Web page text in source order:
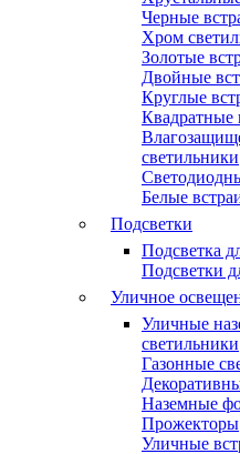
Черные
Хром
Золотые
Двойные
Круглые
Квадратные
светильники
Белые
Подсветки
Подсветка
Подсветки
Уличное
Уличные
светильники
Газонные
Наземные
Прожекторы
Уличные